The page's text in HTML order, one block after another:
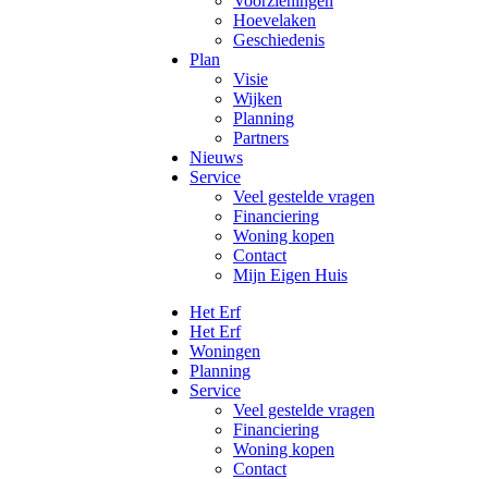
Hoevelaken
Geschiedenis
Plan
Visie
Wijken
Planning
Partners
Nieuws
Service
Veel gestelde vragen
Financiering
Woning kopen
Contact
Mijn Eigen Huis
Het Erf
Het Erf
Woningen
Planning
Service
Veel gestelde vragen
Financiering
Woning kopen
Contact